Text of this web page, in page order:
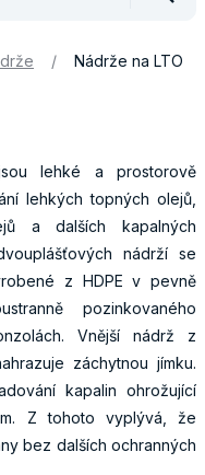
/ Nádrže na LTO
lehké a prostorově
lehkých topných olejů,
a dalších kapalných
nádrží se
z HDPE v pevně
pozinkovaného
Vnější nádrž z
záchytnou jímku.
kapalin ohrožující
Z tohoto vyplývá, že
bez dalších ochranných